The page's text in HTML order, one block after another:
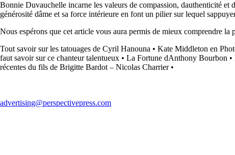
Bonnie Duvauchelle incarne les valeurs de compassion, dauthenticité
générosité dâme et sa force intérieure en font un pilier sur lequel
Nous espérons que cet article vous aura permis de mieux comprendre
Tout savoir sur les tatouages de Cyril Hanouna • Kate Middleton en
faut savoir sur ce chanteur talentueux • La Fortune dAnthony Bourbon •
récentes du fils de Brigitte Bardot – Nicolas Charrier•
advertising@perspectivepress.com